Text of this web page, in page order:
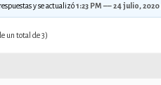
y se actualizó1:23 PM –– 24 julio, 2020
un total de 3)